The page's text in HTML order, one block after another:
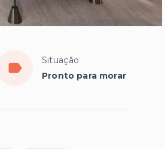
Situação
Pronto para morar